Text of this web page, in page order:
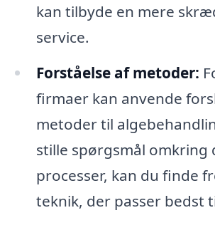
kan tilbyde en mere
service.
Forståelse af metoder:
firmaer kan anvende
metoder til
stille spørgsmål omkring
processer, kan du finde
teknik, der passer bedst